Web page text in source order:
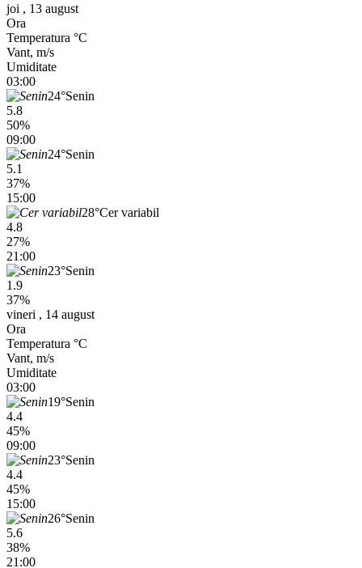
joi , 13 august
Ora
Temperatura °C
Vant, m/s
Umiditate
03:00
24°Senin
5.8
50%
09:00
24°Senin
5.1
37%
15:00
28°Cer variabil
4.8
27%
21:00
23°Senin
1.9
37%
vineri , 14 august
Ora
Temperatura °C
Vant, m/s
Umiditate
03:00
19°Senin
4.4
45%
09:00
23°Senin
4.4
45%
15:00
26°Senin
5.6
38%
21:00